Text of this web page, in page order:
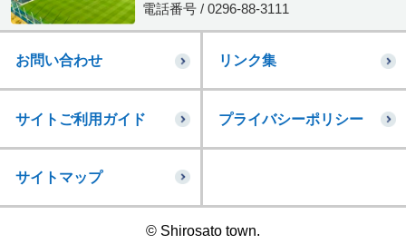
電話番号 / 0296-88-3111
お問い合わせ リンク集
サイトご利用ガイド プライバシーポリシー
サイトマップ
© Shirosato town.